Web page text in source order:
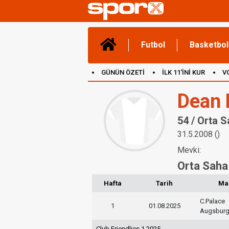
Futbol Basketbol
GÜNÜN ÖZETİ İLK 11'İNİ KUR
Dean
54 / Orta
31.5.2008 ()
Mevki:
Orta Saha
Hafta Tarih
1 01.08.2025
C.Palace
Augsburg